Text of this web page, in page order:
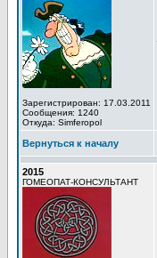
Зарегистрирован: 17.03.2011
Сообщения: 1240
Откуда: Simferopol
Вернуться к началу
2015
ГОМЕОПАТ-КОНСУЛЬТАНТ